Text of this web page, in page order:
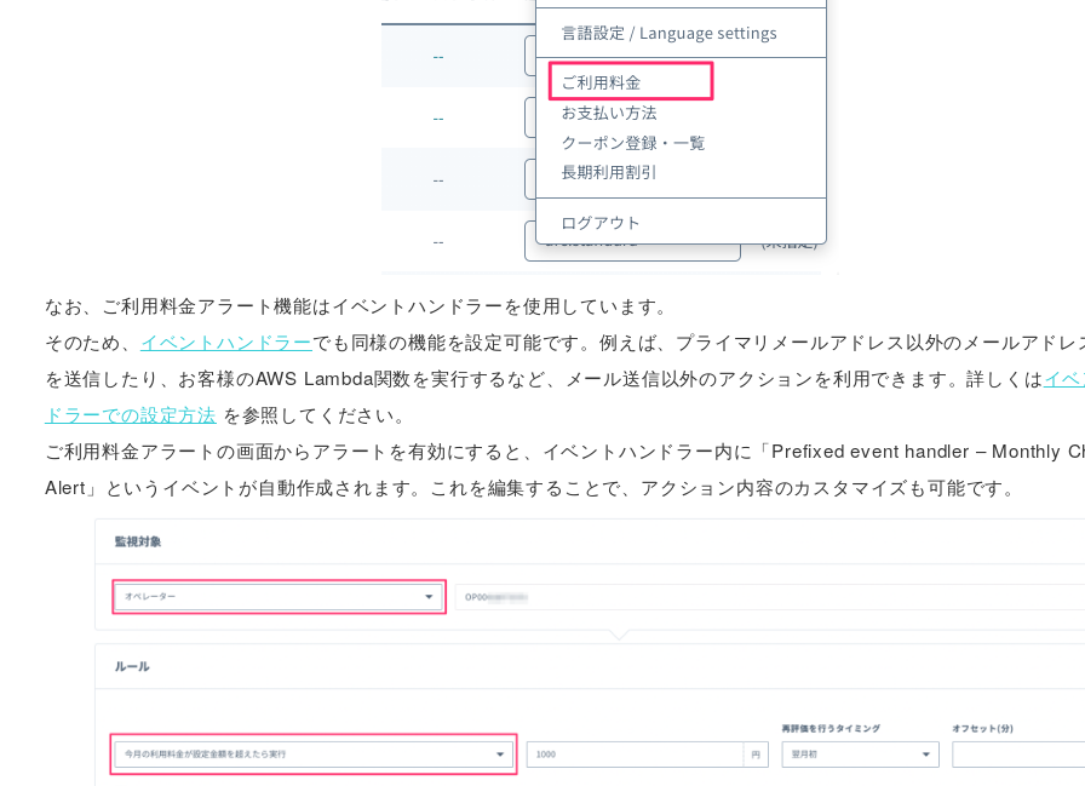
なお、ご利用料金アラート機能はイベントハンドラーを使用しています。
そのため、 イベントハンドラーでも同様の機能を設定可能です。例えば、プライマリメールアドレス以外のメールアドレ
を送信したり、お客様のAWS Lambda関数を実行するなど、メール送信以外のアクションを利用できます。詳しくはイ
ドラーでの設定方法 を参照してください。
ご利用料金アラートの画面からアラートを有効にすると、イベントハンドラー内に「Prefixed event handler – Monthly
Alert」というイベントが自動作成されます。これを編集することで、アクション内容のカスタマイズも可能です。